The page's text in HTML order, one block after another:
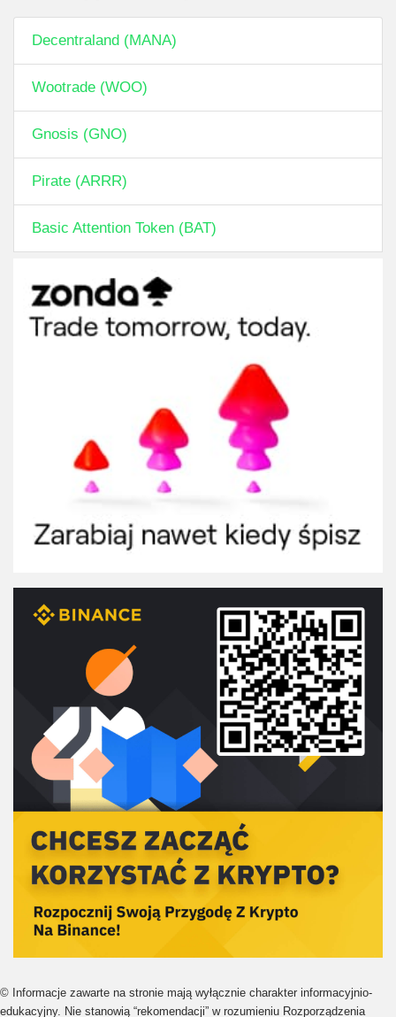
Decentraland (MANA)
Wootrade (WOO)
Gnosis (GNO)
Pirate (ARRR)
Basic Attention Token (BAT)
© Informacje zawarte na stronie mają wyłącznie charakter informacyjnio-
edukacyjny. Nie stanowią “rekomendacji” w rozumieniu Rozporządzenia